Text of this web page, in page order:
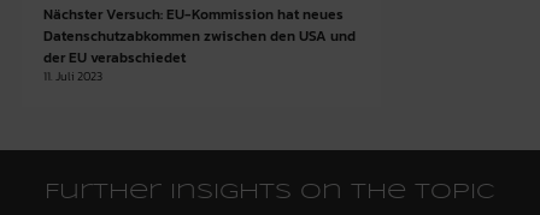
Nächster Versuch: EU-Kommission hat neues
Datenschutzabkommen zwischen den USA und
der EU verabschiedet
11. Juli 2023
Further insights on the topic